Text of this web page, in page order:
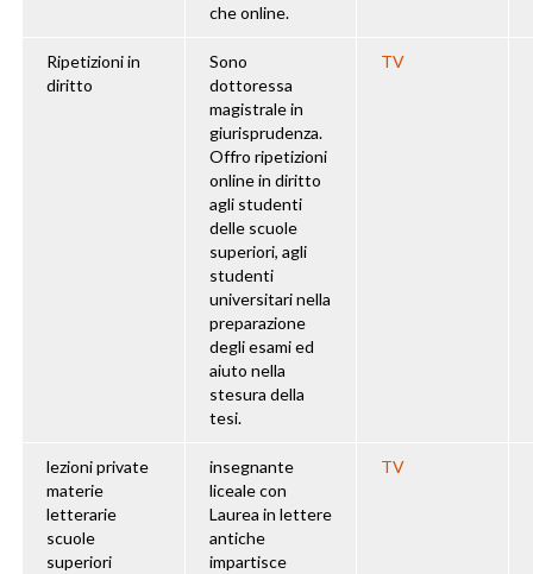
che online.
Ripetizioni in
diritto
Sono
dottoressa
magistrale in
giurisprudenza.
Offro ripetizioni
online in diritto
agli studenti
delle scuole
superiori, agli
studenti
universitari nella
preparazione
degli esami ed
aiuto nella
stesura della
tesi.
TV
lezioni private
materie
letterarie
scuole
superiori
insegnante
liceale con
Laurea in lettere
antiche
impartisce
TV